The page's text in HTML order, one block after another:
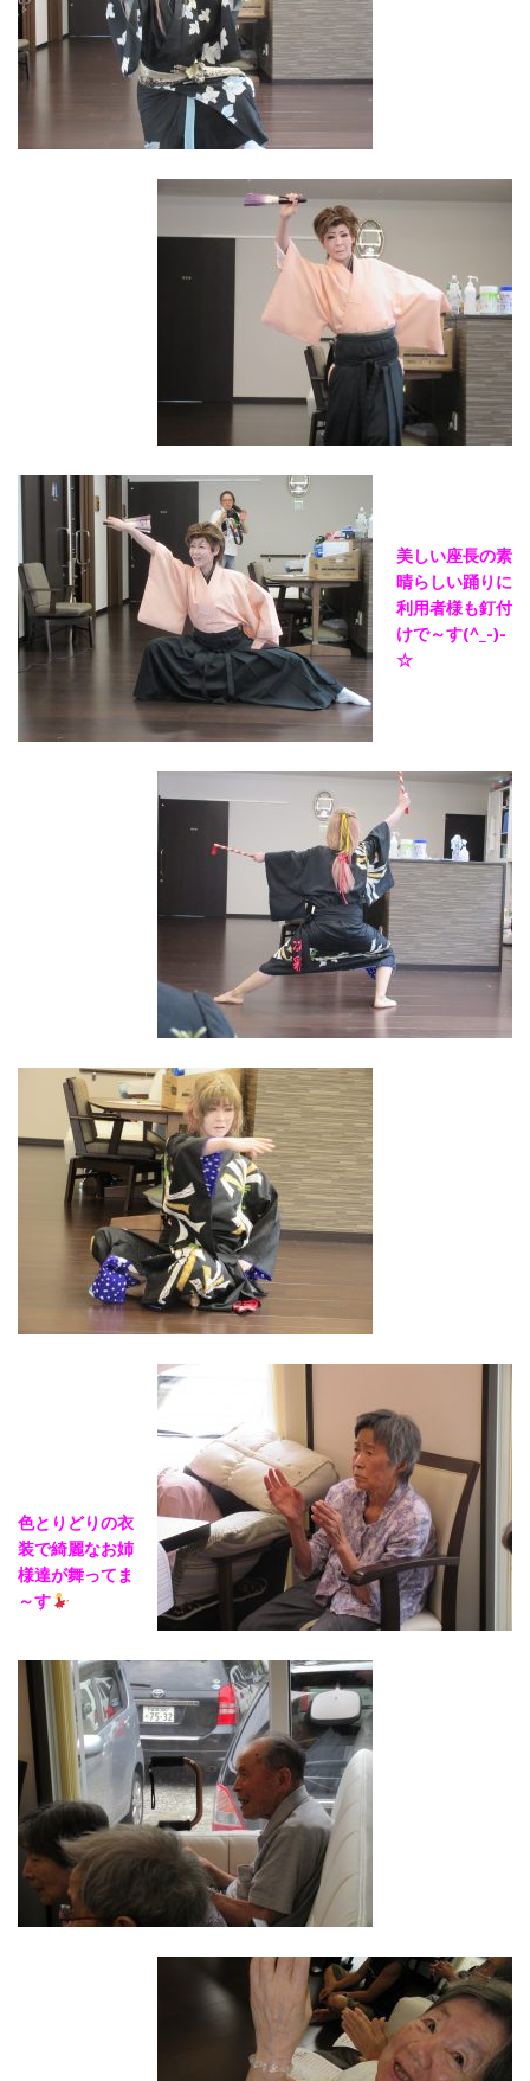
美しい座長の素
晴らしい踊りに
利用者様も釘付
けで～す(^_-)-
☆
色とりどりの衣
装で綺麗なお姉
様達が舞ってま
～す